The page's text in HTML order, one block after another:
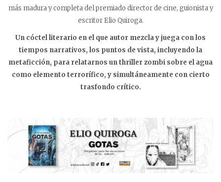
más madura y completa del premiado director de cine, guionista y
escritor Elio Quiroga.
Un cóctel literario en el que autor mezcla y juega con los
tiempos narrativos, los puntos de vista, incluyendo la
metaficción, para relatarnos un thriller zombi sobre el agua
como elemento terrorífico, y simultáneamente con cierto
trasfondo crítico.